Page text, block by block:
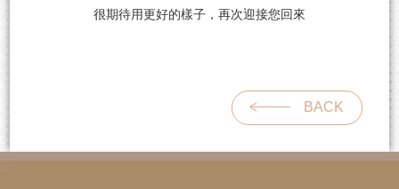
很期待用更好的樣子，再次迎接您回來
BACK
:::